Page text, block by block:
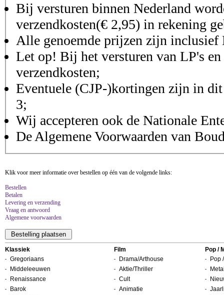
Bij versturen binnen Nederland
verzendkosten(€ 2,95) in rekening
Alle genoemde prijzen zijn inclusief
Let op! Bij het versturen van LP's
verzendkosten;
Eventuele (CJP-)kortingen zijn in
3;
Wij accepteren ook de Nationale
De Algemene Voorwaarden van
Klik voor meer informatie over bestellen op één van de volgende links:
Bestellen
Betalen
Levering en verzending
Vraag en antwoord
Algemene voorwaarden
Klassiek
Gregoriaans
Middeleeuwen
Renaissance
Barok
Film
Drama/Arthouse
Aktie/Thriller
Cult
Animatie
Pop /
Pop